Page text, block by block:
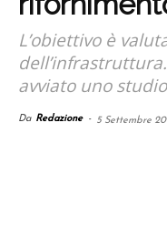
L’obiettivo è
avviato uno
Da Redazione - 5 Settembre